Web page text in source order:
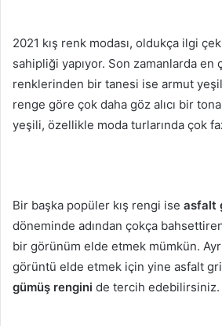
2021 kış renk modası, oldukça ilgi
sahipliği yapıyor. Son zamanlarda en
renklerinden bir tanesi ise armut
renge göre çok daha göz alıcı bir
yeşili, özellikle moda turlarında çok
Bir başka popüler kış rengi ise asfalt
döneminde adından çokça
bir görünüm elde etmek mümkün.
görüntü elde etmek için yine asfalt
gümüş rengini de tercih edebilirsiniz.